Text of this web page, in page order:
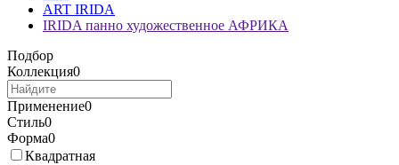
ART IRIDA
IRIDA панно художественное АФРИКА
Подбор
Коллекция0
Применение0
Стиль0
Форма0
Квадратная